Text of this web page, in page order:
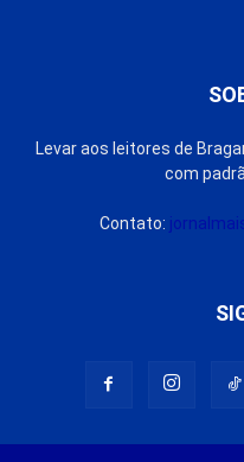
Levar aos leitores de
com
Contato: